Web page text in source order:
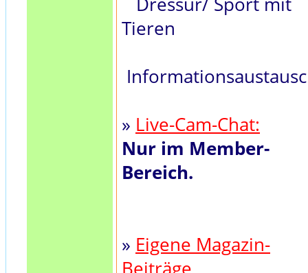
Tieren
» Live-Cam-Chat:
Nur im Member-
Bereich.
» Eigene Magazin-